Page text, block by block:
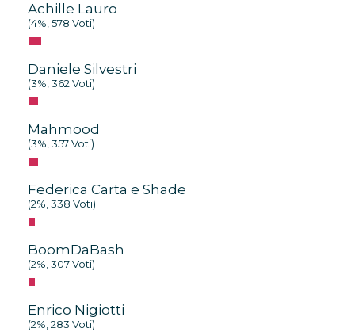
Achille Lauro
(4%, 578 Voti)
Daniele Silvestri
(3%, 362 Voti)
Mahmood
(3%, 357 Voti)
Federica Carta e Shade
(2%, 338 Voti)
BoomDaBash
(2%, 307 Voti)
Enrico Nigiotti
(2%, 283 Voti)